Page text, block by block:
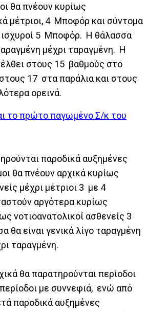
θα πνέουν κυρίως
μέτριοι, 4 Μποφόρ και σύντομα
ισχυροί 5 Μποφόρ. Η θάλασσα
μέχρι ταραγμένη. Η
στους 15 βαθμούς στο
17 στα παράλια και στους
ορεινά.
το πρώτο παγωμένο Σ/κ του
παροδικά αυξημένες
θα πνέουν αρχικά κυρίως
μέχρι μέτριοι 3 με 4
αργότερα κυρίως
νοτιοανατολικοί ασθενείς 3
είναι γενικά λίγο ταραγμένη
ταραγμένη.
θα παρατηρούνται περίοδοι
με συννεφιά, ενώ από
παροδικά αυξημένες